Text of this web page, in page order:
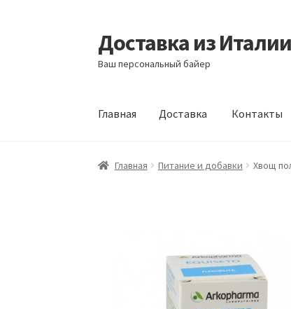
Перейти
к
навигации
Перейти
к
содержимому
Доставка из Италии
Ваш персональный байер
Главная Доставка Контакты
Главная Доставка Контакты Корзина
Главная Питание и добавки Хвощ